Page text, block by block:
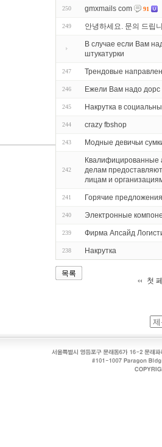
250 gmxmails com 91
249 안녕하세요. 문의 드립
В случае если Вам
штукатурки
247 Трендовые
246 Ежели Вам надо дорс
245 Накрутка в
244 crazy fbshop
243 Модные девичьи
242
Квалифицированные
делам
лицам и
241 Горячие
240 Электронные
239 Фирма Апсайд
238 Накрутка
목록
첫